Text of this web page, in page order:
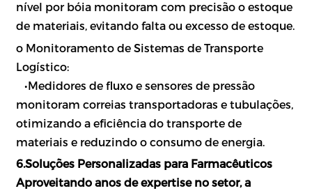
nível por bóia monitoram com precisão o estoque
de materiais, evitando falta ou excesso de estoque.
o Monitoramento de Sistemas de Transporte
Logístico:
•Medidores de fluxo e sensores de pressão
monitoram correias transportadoras e tubulações,
otimizando a eficiência do transporte de
materiais e reduzindo o consumo de energia.
6.Soluções Personalizadas para Farmacêuticos
Aproveitando anos de expertise no setor, a